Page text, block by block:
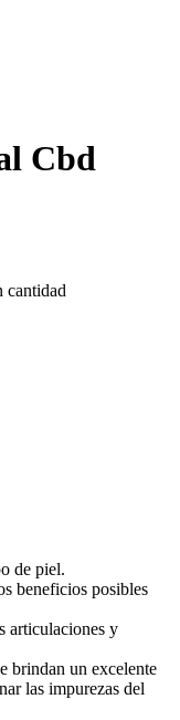
Cbd
cantidad
de piel.
beneficios posibles
articulaciones y
brindan un excelente
las impurezas del